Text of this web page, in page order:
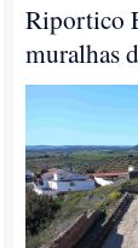
Riportico
muralhas